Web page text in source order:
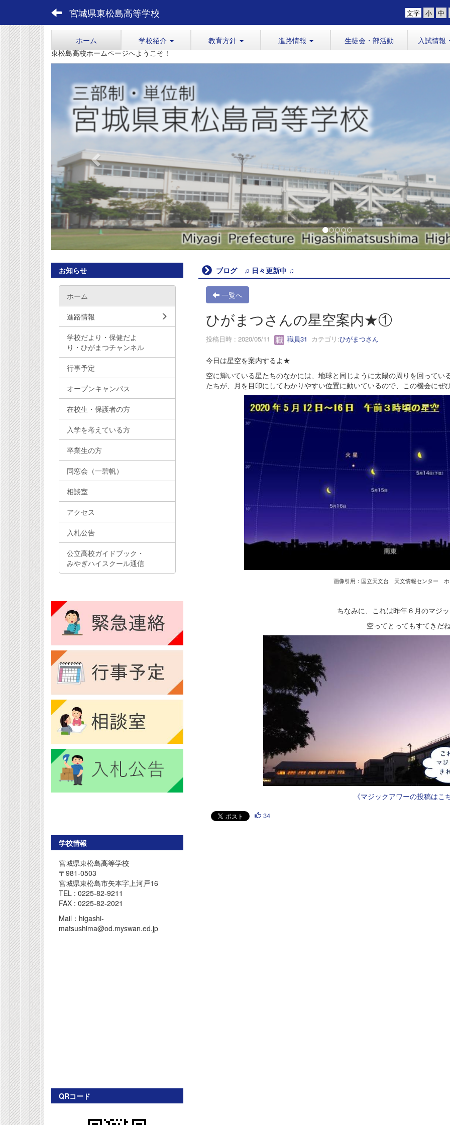
宮城県東松島高等学校 文字
ホーム 学校紹介 教育方針 進路情報 生徒会・部活動
入試情報
東松島高校ホームページへようこそ！
r
e
v
i
o
u
s
ブログ ♫ 日々更新中 ♫
一覧へ
ひがまつさんの星空案内★①
投稿日時 : 2020/05/11 職員31 カテゴリ:ひがまつさん
今日は星空を案内するよ ★
空に輝いている星たちのなかには、地球と同じように太陽の周りを回って
たちが、月を目印にしてわかりやすい位置に動いているので、この機会にぜ
画像引用：国立天文台 天文情報センター ホ
ちなみに、これは昨年６月のマジ
空ってとってもすてきだ
《マジックアワーの投稿はこ
34
お知らせ
ホーム
進路情報
学校だより・保健だよ
り・ひがまつチャンネル
行事予定
オープンキャンパス
在校生・保護者の方
入学を考えている方
卒業生の方
同窓会（一碧帆）
相談室
アクセス
入札公告
公立高校ガイドブック・
みやぎハイスクール通信
学校情報
宮城県東松島高等学校
〒981-0503
宮城県東松島市矢本字上河戸16
TEL : 0225-82-9211
FAX : 0225-82-2021
Mail：higashi-
matsushima@od.myswan.ed.jp
QRコード